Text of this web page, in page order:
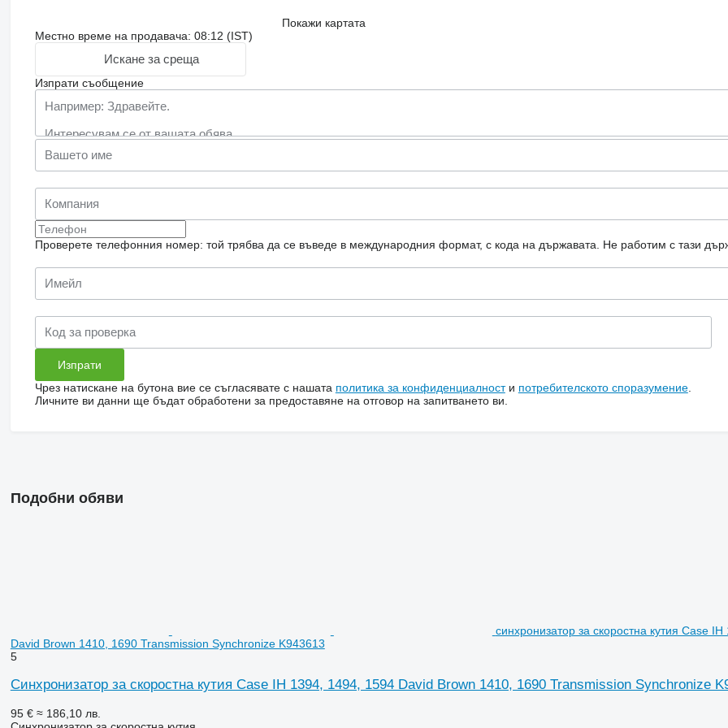
Покажи картата
Местно време на продавача: 08:12 (IST)
Искане за среща
Изпрати съобщение
Проверете телефонния номер: той трябва да се въведе в международния формат, с кода на държавата. Не работим с тази
Чрез натискане на бутона вие се съгласявате с нашата политика за конфиденциалности потребителското споразумение.
Личните ви данни ще бъдат обработени за предоставяне на отговор на запитването ви.
Подобни обяви
синхронизатор за скоростна кутия Case
David Brown 1410, 1690 Transmission Synchronize K943613
5
Синхронизатор за скоростна кутия Case IH 1394, 1494, 1594 David Brown 1410, 1690 Transmission Synchronize
95 € ≈ 186,10 лв.